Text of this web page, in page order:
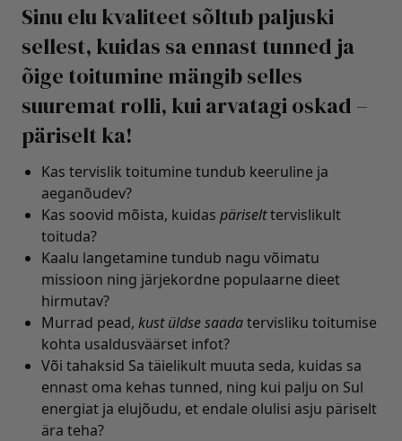
Sinu elu kvaliteet sõltub paljuski
sellest, kuidas sa ennast tunned ja
õige toitumine mängib selles
suuremat rolli, kui arvatagi oskad –
päriselt ka!
Kas tervislik toitumine tundub keeruline ja
aeganõudev?
Kas soovid mõista, kuidaspäriselttervislikult
toituda?
Kaalu langetamine tundub nagu võimatu
missioon ning järjekordne populaarne dieet
hirmutav?
Murrad pead,kust üldse saadatervisliku toitumise
kohta usaldusväärset infot?
Või tahaksid Sa täielikult muuta seda, kuidas sa
ennast oma kehas tunned, ning kui palju on Sul
energiat ja elujõudu, et endale olulisi asju päriselt
ära teha?